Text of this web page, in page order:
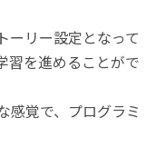
ーリー設定となって
習を進めることがで
感覚で、プログラミ